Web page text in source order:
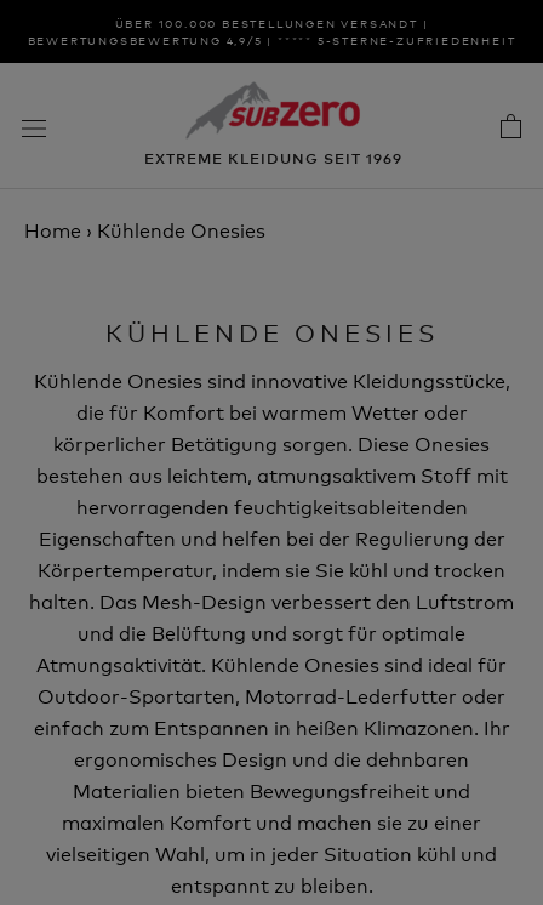
Inhalt
ÜBER 100.000 BESTELLUNGEN VERSANDT |
BEWERTUNGSBEWERTUNG 4,9/5 | ***** 5-STERNE-ZUFRIEDENHEIT
EXTREME KLEIDUNG SEIT 1969
Home › Kühlende Onesies
KÜHLENDE ONESIES
Kühlende Onesies sind innovative Kleidungsstücke,
die für Komfort bei warmem Wetter oder
körperlicher Betätigung sorgen. Diese Onesies
bestehen aus leichtem, atmungsaktivem Stoff mit
hervorragenden feuchtigkeitsableitenden
Eigenschaften und helfen bei der Regulierung der
Körpertemperatur, indem sie Sie kühl und trocken
halten. Das Mesh-Design verbessert den Luftstrom
und die Belüftung und sorgt für optimale
Atmungsaktivität. Kühlende Onesies sind ideal für
Outdoor-Sportarten, Motorrad-Lederfutter oder
einfach zum Entspannen in heißen Klimazonen. Ihr
ergonomisches Design und die dehnbaren
Materialien bieten Bewegungsfreiheit und
maximalen Komfort und machen sie zu einer
vielseitigen Wahl, um in jeder Situation kühl und
entspannt zu bleiben.